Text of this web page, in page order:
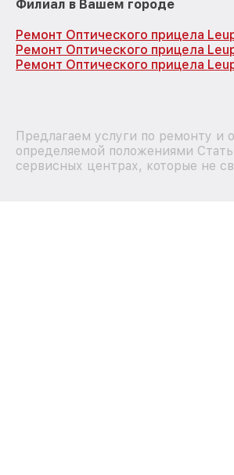
Филиал в Вашем городе
Ремонт Оптического прицела
Ремонт Оптического прицела
Ремонт Оптического прицела
Предлагаем услуги по ремонту и
определяемой положениями
сервисных центрах, которые не